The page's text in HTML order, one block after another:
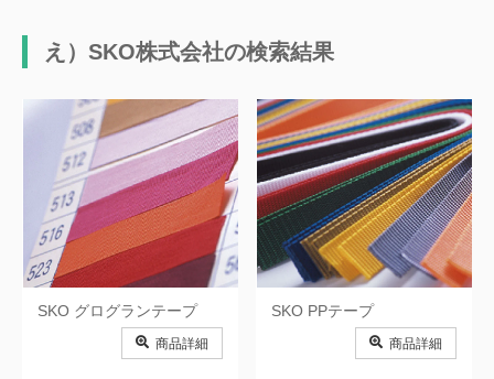
き）株式会社協和興業
社
く）クラレプラスチックス株式会
社
く）グンゼ株式会社 く）クラレファスニング株式会社
け）ゲート工業株式会社 け）京葉興業株式会社
け）株式会社ケー・エフ・シー こ）小松電機産業株式会社
さ）有限会社埼玉通商
さ）株式会社さくらコーポレーシ
ョン
さ）三鬼化成株式会社
さ）株式会社サンケイコーポレー
さ）三和サインワークス株式会社 さ）三和加工株式会社
え）SKO株式会社の検索結果
SKO グログランテープ
商品詳細
SKO PPテープ
商品詳細